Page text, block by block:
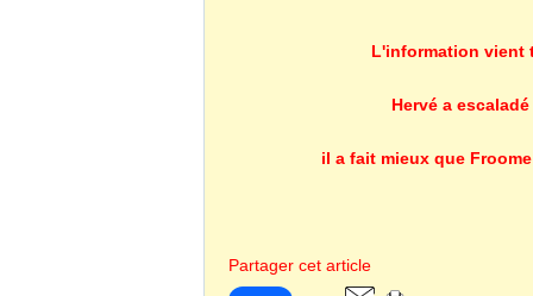
L'information vient
Hervé a
il a fait mieux que
Partager cet article